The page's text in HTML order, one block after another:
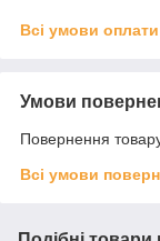
Всі умови оплати
Умови
Повернення
Всі умови